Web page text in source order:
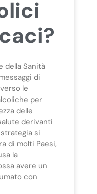
della Sanità
di
le
per
delle
derivanti
strategia si
di molti Paesi,
la
avere un
con